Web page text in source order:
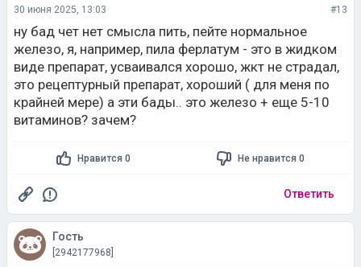
30 июня 2025, 13:03 #13
ну бад чет нет смысла пить, пейте нормальное
железо, я, например, пила ферлатум - это в жидком
виде препарат, усваивался хорошо, жкт не страдал,
это рецептурный препарат, хороший ( для меня по
крайней мере) а эти бады.. это железо + еще 5-10
витаминов? зачем?
Нравится 0 Не нравится 0
Ответить
Гость
[2942177968]